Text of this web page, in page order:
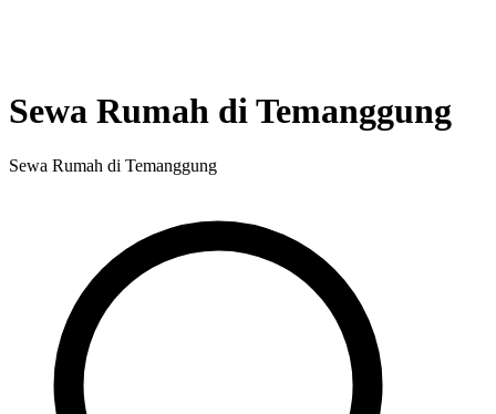
Sewa Rumah di Temanggung
Sewa Rumah di Temanggung